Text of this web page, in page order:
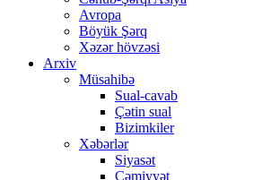
Avropa
Böyük Şərq
Xəzər hövzəsi
Arxiv
Müsahibə
Sual-cavab
Çətin sual
Bizimkiler
Xəbərlər
Siyasət
Cəmiyyət